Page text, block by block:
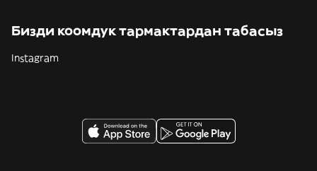
Бизди коомдук тармактардан табасыз
Instagram